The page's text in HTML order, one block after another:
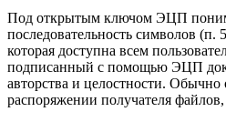
Под открытым ключом ЭЦП
последовательность символов (п.
которая доступна всем
подписанный с помощью ЭЦП
авторства и целостности.
распоряжении получателя